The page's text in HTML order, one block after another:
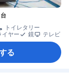
トイレタリー
イヤー 鏡 テレビ
る